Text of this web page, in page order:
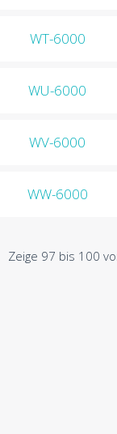
WT-6000
WU-6000
WV-6000
WW-6000
Zeige 97 bis 100